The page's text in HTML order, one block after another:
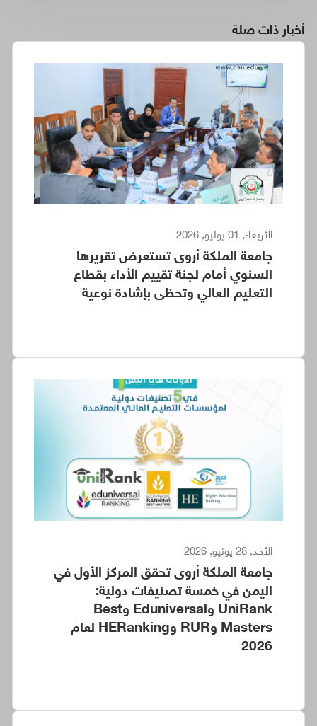
أخبار ذات صلة
الأربعاء, 01 يوليو, 2026
جامعة الملكة أروى تستعرض تقريرها
السنوي أمام لجنة تقييم الأداء بقطاع
التعليم العالي وتحظى بإشادة نوعية
الأحد, 28 يونيو, 2026
جامعة الملكة أروى تحقق المركز الأول في
اليمن في خمسة تصنيفات دولية:
UniRank وEduniversal وBest
Masters وRUR وHERanking لعام
2026